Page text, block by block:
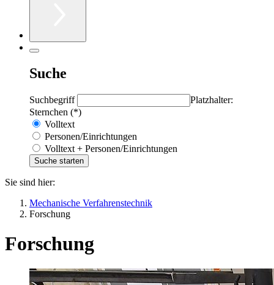
Suche
Suchbegriff
Platzhalter:
Sternchen (*)
Volltext
Personen/Einrichtungen
Volltext + Personen/Einrichtungen
Sie sind hier:
Mechanische Verfahrenstechnik
Forschung
Forschung